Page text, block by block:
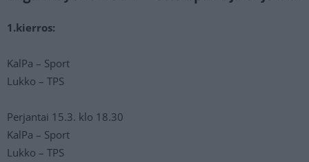
1.kierros:
KalPa – Sport
Lukko – TPS
Perjantai 15.3. klo 18.30
KalPa – Sport
Lukko – TPS